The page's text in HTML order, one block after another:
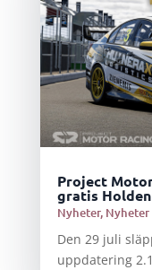
Project Motor
gratis Holden
Nyheter, Nyheter
Den 29 juli
uppdatering